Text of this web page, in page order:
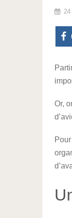
24
Or,